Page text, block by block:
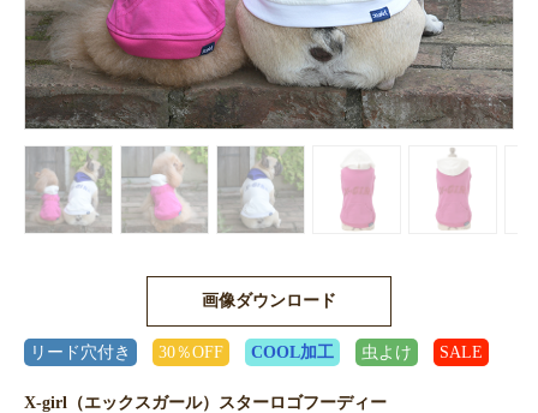
画像ダウンロード
リード穴付き 30％OFF COOL加工 虫よけ SALE
X-girl（エックスガール）スターロゴフーディー